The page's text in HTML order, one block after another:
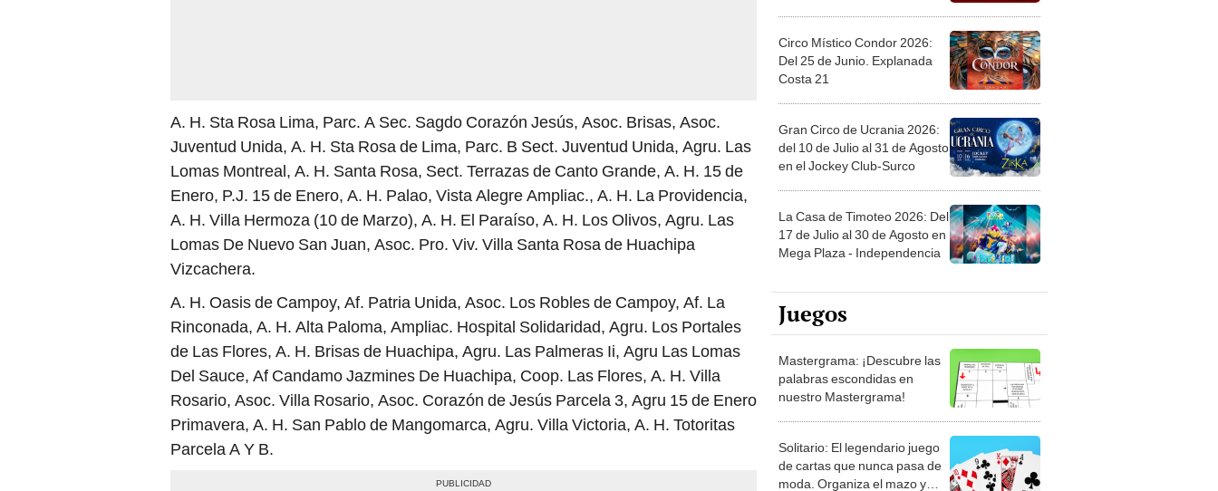
A. H. Sta Rosa Lima, Parc. A Sec. Sagdo Corazón Jesús, Asoc. Brisas, Asoc.
Juventud Unida, A. H. Sta Rosa de Lima, Parc. B Sect. Juventud Unida, Agru. Las
Lomas Montreal, A. H. Santa Rosa, Sect. Terrazas de Canto Grande, A. H. 15 de
Enero, P.J. 15 de Enero, A. H. Palao, Vista Alegre Ampliac., A. H. La Providencia,
A. H. Villa Hermoza (10 de Marzo), A. H. El Paraíso, A. H. Los Olivos, Agru. Las
Lomas De Nuevo San Juan, Asoc. Pro. Viv. Villa Santa Rosa de Huachipa
Vizcachera.
A. H. Oasis de Campoy, Af. Patria Unida, Asoc. Los Robles de Campoy, Af. La
Rinconada, A. H. Alta Paloma, Ampliac. Hospital Solidaridad, Agru. Los Portales
de Las Flores, A. H. Brisas de Huachipa, Agru. Las Palmeras Ii, Agru Las Lomas
Del Sauce, Af Candamo Jazmines De Huachipa, Coop. Las Flores, A. H. Villa
Rosario, Asoc. Villa Rosario, Asoc. Corazón de Jesús Parcela 3, Agru 15 de Enero
Primavera, A. H. San Pablo de Mangomarca, Agru. Villa Victoria, A. H. Totoritas
Parcela A Y B.
Circo Místico Condor 2026:
Del 25 de Junio. Explanada
Costa 21
Gran Circo de Ucrania 2026:
del 10 de Julio al 31 de Agosto
en el Jockey Club-Surco
La Casa de Timoteo 2026: Del
17 de Julio al 30 de Agosto en
Mega Plaza - Independencia
Juegos
Mastergrama: ¡Descubre las
palabras escondidas en
nuestro Mastergrama!
Solitario: El legendario juego
de cartas que nunca pasa de
moda. Organiza el mazo y